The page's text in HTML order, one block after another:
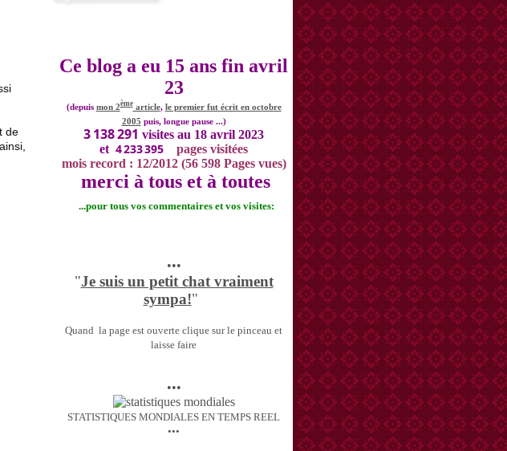
de
Ce blog a eu 15 ans fin avril
23
(depuis mon 2èmearticle, le premier fut écrit en octobre
2005 puis, longue pause ...)
3 138 291 visites au 18 avril 2023
et 4 233 395
pages visitées
mois record : 12/2012 (56 598 Pages vues)
merci à tous et à toutes
...pour tous vos commentaires et vos visites:
•••
"Je suis un petit chat vraiment
sympa!"
Quand la page est ouverte clique sur le pinceau et
laisse faire
•••
STATISTIQUES MONDIALES EN TEMPS REEL
•••